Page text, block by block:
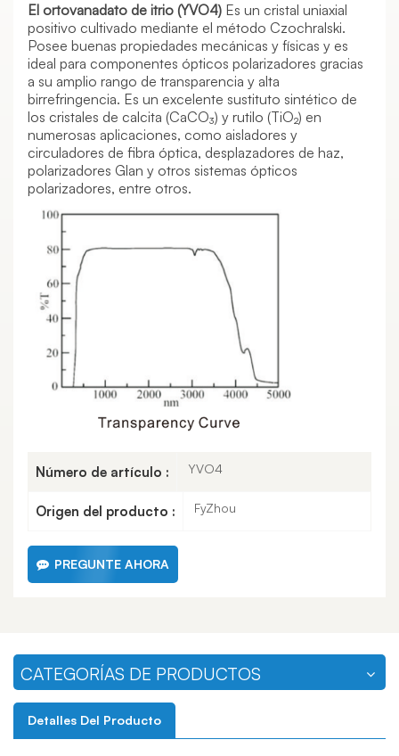
El ortovanadato de itrio (YVO4) Es un cristal uniaxial
positivo cultivado mediante el método Czochralski.
Posee buenas propiedades mecánicas y físicas y es
ideal para componentes ópticos polarizadores gracias
a su amplio rango de transparencia y alta
birrefringencia. Es un excelente sustituto sintético de
los cristales de calcita (CaCO₃) y rutilo (TiO₂) en
numerosas aplicaciones, como aisladores y
circuladores de fibra óptica, desplazadores de haz,
polarizadores Glan y otros sistemas ópticos
polarizadores, entre otros.
Número de artículo : YVO4
Origen del producto : FyZhou
PREGUNTE AHORA
CATEGORÍAS DE PRODUCTOS
Detalles Del Producto